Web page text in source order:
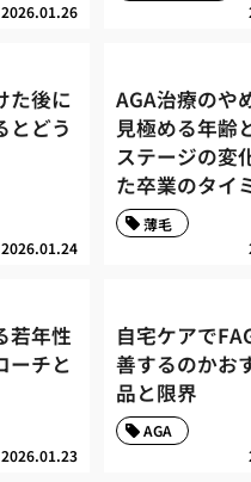
2026.01.26
た後に
とどう
2026.01.24
AGA治療のや
見極める年齢
ステージの変
た卒業のタイ
薄毛
若年性
ーチと
2026.01.23
自宅ケアで
善するのかお
品と限界
AGA